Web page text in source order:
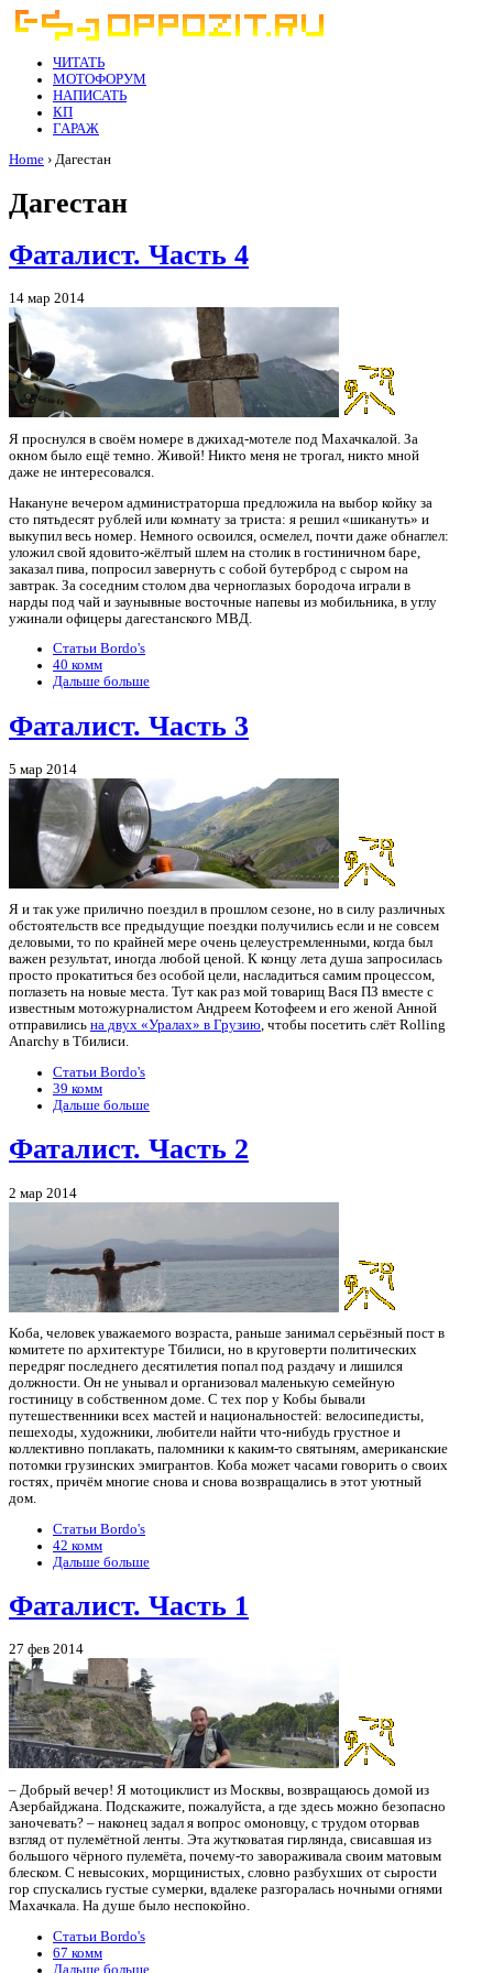
ЧИТАТЬ
МОТОФОРУМ
НАПИСАТЬ
КП
ГАРАЖ
Home › Дагестан
Дагестан
Фаталист. Часть 4
14 мар 2014
Я проснулся в своём номере в джихад-мотеле под Махачкалой. За
окном было ещё темно. Живой! Никто меня не трогал, никто мной
даже не интересовался.
Накануне вечером администраторша предложила на выбор койку за
сто пятьдесят рублей или комнату за триста: я решил «шикануть» и
выкупил весь номер. Немного освоился, осмелел, почти даже обнаглел:
уложил свой ядовито-жёлтый шлем на столик в гостиничном баре,
заказал пива, попросил завернуть с собой бутерброд с сыром на
завтрак. За соседним столом два черноглазых бородоча играли в
нарды под чай и заунывные восточные напевы из мобильника, в углу
ужинали офицеры дагестанского МВД.
Статьи Bordo's
40 комм
Дальше больше
Фаталист. Часть 3
5 мар 2014
Я и так уже прилично поездил в прошлом сезоне, но в силу различных
обстоятельств все предыдущие поездки получились если и не совсем
деловыми, то по крайней мере очень целеустремленными, когда был
важен результат, иногда любой ценой. К концу лета душа запросилась
просто прокатиться без особой цели, насладиться самим процессом,
поглазеть на новые места. Тут как раз мой товарищ Вася ПЗ вместе с
известным мотожурналистом Андреем Котофеем и его женой Анной
отправились на двух «Уралах» в Грузию, чтобы посетить слёт Rolling
Anarchy в Тбилиси.
Статьи Bordo's
39 комм
Дальше больше
Фаталист. Часть 2
2 мар 2014
Коба, человек уважаемого возраста, раньше занимал серьёзный пост в
комитете по архитектуре Тбилиси, но в круговерти политических
передряг последнего десятилетия попал под раздачу и лишился
должности. Он не унывал и организовал маленькую семейную
гостиницу в собственном доме. С тех пор у Кобы бывали
путешественники всех мастей и национальностей: велосипедисты,
пешеходы, художники, любители найти что-нибудь грустное и
коллективно поплакать, паломники к каким-то святыням, американские
потомки грузинских эмигрантов. Коба может часами говорить о своих
гостях, причём многие снова и снова возвращались в этот уютный
дом.
Статьи Bordo's
42 комм
Дальше больше
Фаталист. Часть 1
27 фев 2014
– Добрый вечер! Я мотоциклист из Москвы, возвращаюсь домой из
Азербайджана. Подскажите, пожалуйста, а где здесь можно безопасно
заночевать? – наконец задал я вопрос омоновцу, с трудом оторвав
взгляд от пулемётной ленты. Эта жутковатая гирлянда, свисавшая из
большого чёрного пулемёта, почему-то завораживала своим матовым
блеском. С невысоких, морщинистых, словно разбухших от сырости
гор спускались густые сумерки, вдалеке разгоралась ночными огнями
Махачкала. На душе было неспокойно.
Статьи Bordo's
67 комм
Дальше больше